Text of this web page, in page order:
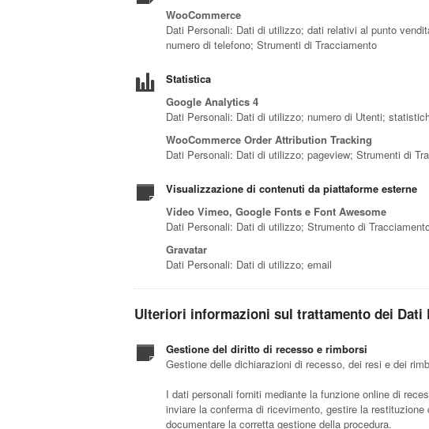
WooCommerce
Dati Personali: Dati di utilizzo; dati relativi al punto
numero di telefono; Strumenti di Tracciamento
Statistica
Google Analytics 4
Dati Personali: Dati di utilizzo; numero di Utenti;
WooCommerce Order Attribution Tracking
Dati Personali: Dati di utilizzo; pageview; Strumenti di
Visualizzazione di contenuti da piattaforme esterne
Video Vimeo, Google Fonts e Font Awesome
Dati Personali: Dati di utilizzo; Strumento di
Gravatar
Dati Personali: Dati di utilizzo; email
Ulteriori informazioni sul trattamento dei Dati
Gestione del diritto di recesso e rimborsi
Gestione delle dichiarazioni di recesso, dei resi e dei
I dati personali forniti mediante la funzione online di
inviare la conferma di ricevimento, gestire la
documentare la corretta gestione della procedura.